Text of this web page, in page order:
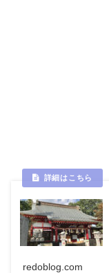
redoblog.com